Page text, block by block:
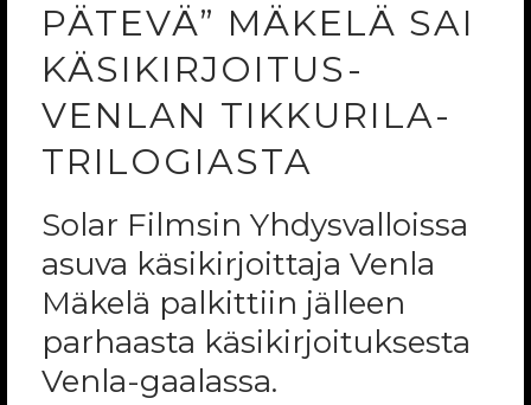
PÄTEVÄ” MÄKELÄ SAI
KÄSIKIRJOITUS-
VENLAN TIKKURILA-
TRILOGIASTA
Solar Filmsin Yhdysvalloissa
asuva käsikirjoittaja Venla
Mäkelä palkittiin jälleen
parhaasta käsikirjoituksesta
Venla-gaalassa.